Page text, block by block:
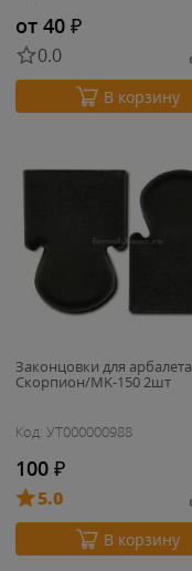
от 40 ₽
0.0
В корзину
Законцовки для арбалета
Скорпион/MK-150 2шт
Код: УТ000000988
100 ₽
5.0
В корзину